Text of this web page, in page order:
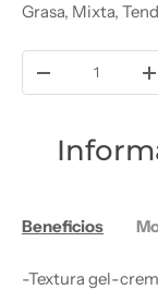
Grasa, Mixta,
Disminuir
Beneficios
-Textura gel-